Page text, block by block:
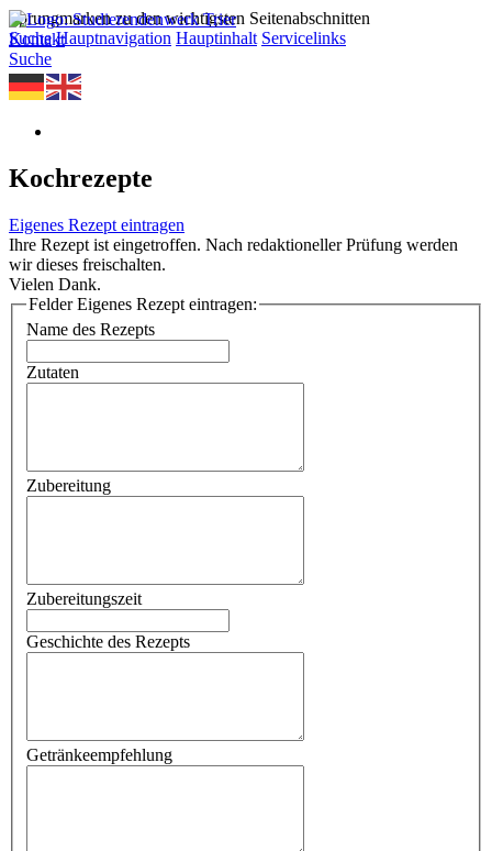
Sprungmarken zu den wichtigsten Seitenabschnitten
Suche Hauptnavigation Hauptinhalt Servicelinks
Kontakt
Suche
Kochrezepte
Eigenes Rezept eintragen
Ihre Rezept ist eingetroffen. Nach redaktioneller Prüfung werden
wir dieses freischalten.
Vielen Dank.
Felder Eigenes Rezept eintragen:
Name des Rezepts
Zutaten
Zubereitung
Zubereitungszeit
Geschichte des Rezepts
Getränkeempfehlung